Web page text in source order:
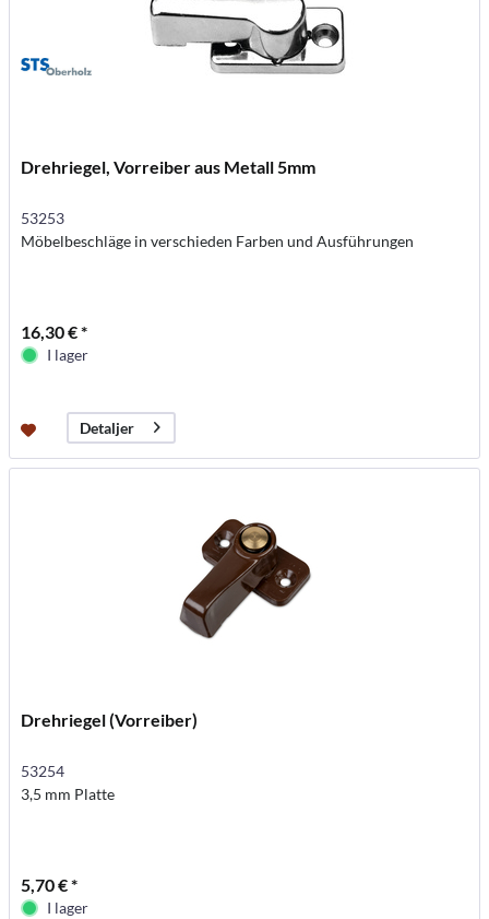
Drehriegel, Vorreiber aus Metall 5mm
53253
Möbelbeschläge in verschieden Farben und Ausführungen
16,30 € *
I lager
Detaljer
Drehriegel (Vorreiber)
53254
3,5 mm Platte
5,70 € *
I lager